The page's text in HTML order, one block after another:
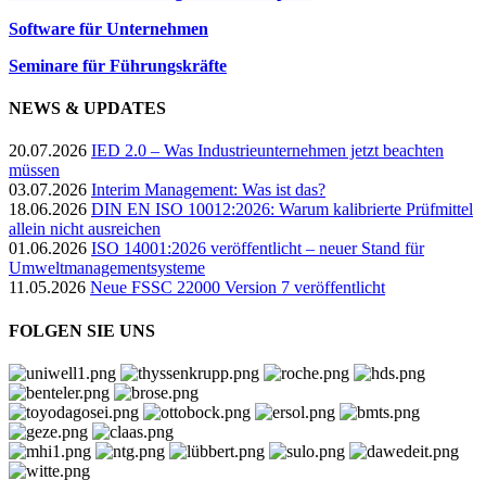
Software für Unternehmen
Seminare für Führungskräfte
NEWS & UPDATES
20.07.2026 IED 2.0 – Was Industrieunternehmen jetzt beachten
müssen
03.07.2026 Interim Management: Was ist das?
18.06.2026 DIN EN ISO 10012:2026: Warum kalibrierte Prüfmittel
allein nicht ausreichen
01.06.2026 ISO 14001:2026 veröffentlicht – neuer Stand für
Umweltmanagementsysteme
11.05.2026 Neue FSSC 22000 Version 7 veröffentlicht
FOLGEN SIE UNS